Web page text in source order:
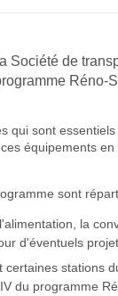
Société de
qui sont
équipements
sont
la
d'éventuels
stations
du programme